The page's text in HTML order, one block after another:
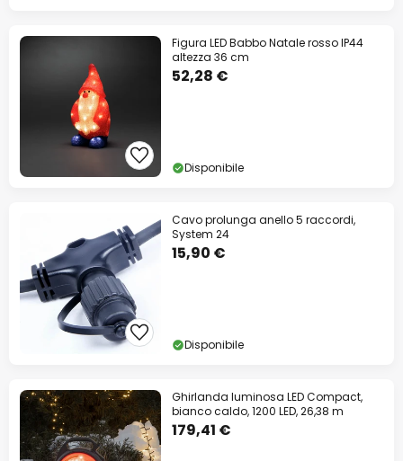
Figura LED Babbo Natale rosso IP44
altezza 36 cm
52,28 €
Disponibile
Cavo prolunga anello 5 raccordi,
System 24
15,90 €
Disponibile
Ghirlanda luminosa LED Compact,
bianco caldo, 1200 LED, 26,38 m
179,41 €